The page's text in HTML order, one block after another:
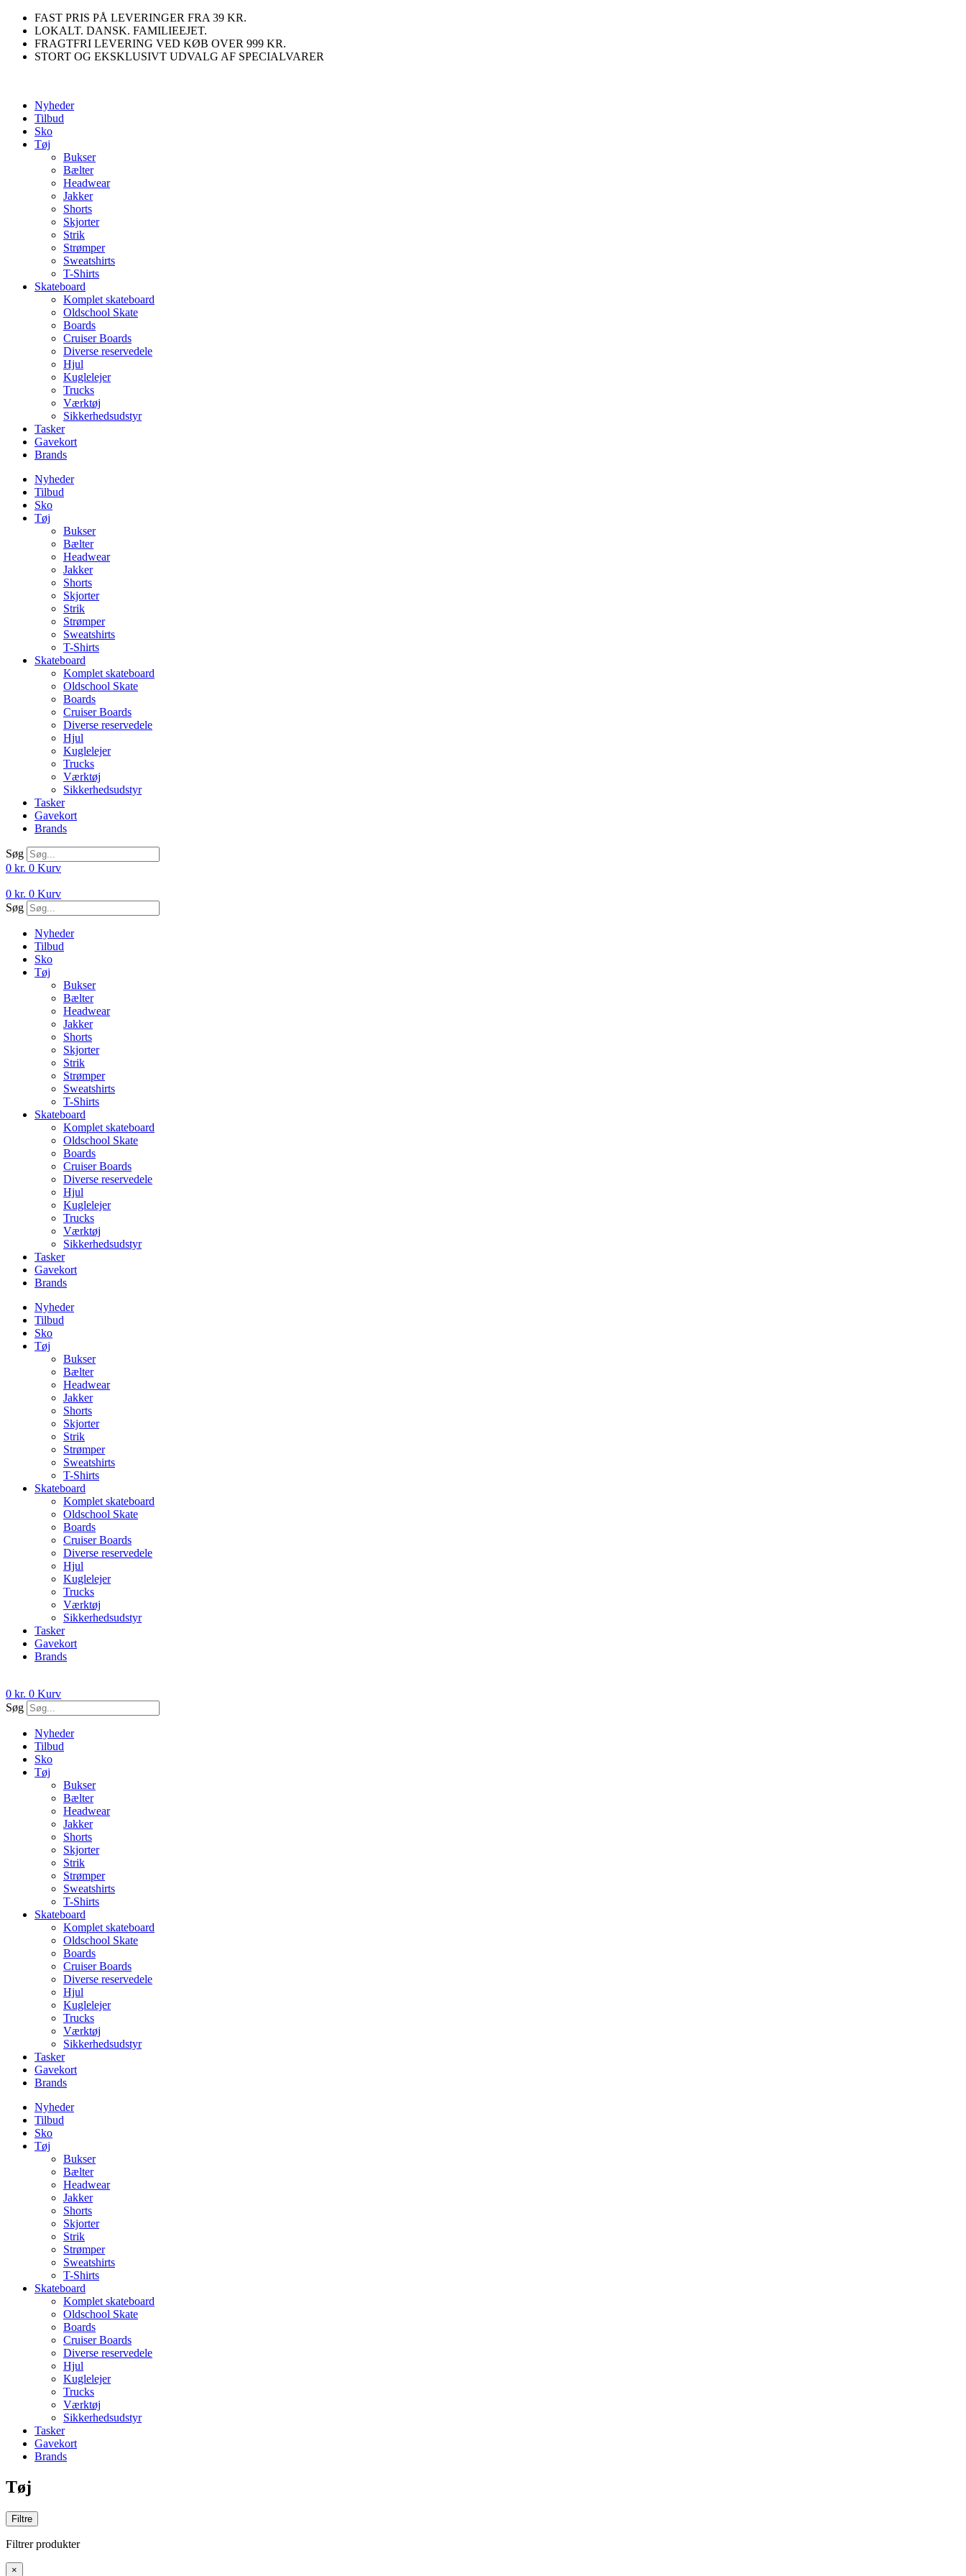
Videre
indhold
FAST PRIS PÅ LEVERINGER FRA 39 KR.
LOKALT. DANSK. FAMILIEEJET.
FRAGTFRI LEVERING VED KØB OVER 999 KR.
STORT OG EKSKLUSIVT UDVALG AF SPECIALVARER
Nyheder
Tilbud
Sko
Tøj
Bukser
Bælter
Headwear
Jakker
Shorts
Skjorter
Strik
Strømper
Sweatshirts
T-Shirts
Skateboard
Komplet skateboard
Oldschool Skate
Boards
Cruiser Boards
Diverse reservedele
Hjul
Kuglelejer
Trucks
Værktøj
Sikkerhedsudstyr
Tasker
Gavekort
Brands
Nyheder
Tilbud
Sko
Tøj
Bukser
Bælter
Headwear
Jakker
Shorts
Skjorter
Strik
Strømper
Sweatshirts
T-Shirts
Skateboard
Komplet skateboard
Oldschool Skate
Boards
Cruiser Boards
Diverse reservedele
Hjul
Kuglelejer
Trucks
Værktøj
Sikkerhedsudstyr
Tasker
Gavekort
Brands
Søg
0 kr. 0 Kurv
0 kr. 0 Kurv
Søg
Nyheder
Tilbud
Sko
Tøj
Bukser
Bælter
Headwear
Jakker
Shorts
Skjorter
Strik
Strømper
Sweatshirts
T-Shirts
Skateboard
Komplet skateboard
Oldschool Skate
Boards
Cruiser Boards
Diverse reservedele
Hjul
Kuglelejer
Trucks
Værktøj
Sikkerhedsudstyr
Tasker
Gavekort
Brands
Nyheder
Tilbud
Sko
Tøj
Bukser
Bælter
Headwear
Jakker
Shorts
Skjorter
Strik
Strømper
Sweatshirts
T-Shirts
Skateboard
Komplet skateboard
Oldschool Skate
Boards
Cruiser Boards
Diverse reservedele
Hjul
Kuglelejer
Trucks
Værktøj
Sikkerhedsudstyr
Tasker
Gavekort
Brands
0 kr. 0 Kurv
Søg
Nyheder
Tilbud
Sko
Tøj
Bukser
Bælter
Headwear
Jakker
Shorts
Skjorter
Strik
Strømper
Sweatshirts
T-Shirts
Skateboard
Komplet skateboard
Oldschool Skate
Boards
Cruiser Boards
Diverse reservedele
Hjul
Kuglelejer
Trucks
Værktøj
Sikkerhedsudstyr
Tasker
Gavekort
Brands
Nyheder
Tilbud
Sko
Tøj
Bukser
Bælter
Headwear
Jakker
Shorts
Skjorter
Strik
Strømper
Sweatshirts
T-Shirts
Skateboard
Komplet skateboard
Oldschool Skate
Boards
Cruiser Boards
Diverse reservedele
Hjul
Kuglelejer
Trucks
Værktøj
Sikkerhedsudstyr
Tasker
Gavekort
Brands
Tøj
Filtre
Filtrer produkter
×